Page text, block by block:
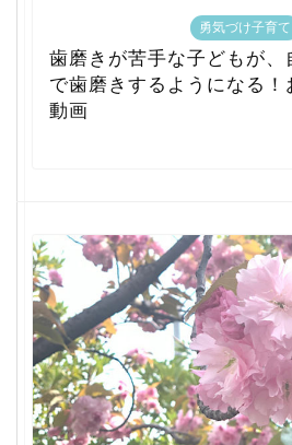
勇気づけ子育て
歯磨きが苦手な子どもが、
で歯磨きするようになる！
動画